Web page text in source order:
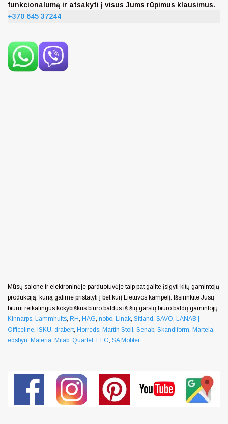
funkcionalumą ir atsakyti į visus Jums rūpimus klausimus.
+370 645 37244
Mūsų salone ir elektroninėje parduotuvėje taip pat galite įsigyti kitų gamintojų
produkciją, kurią galime pristatyti į bet kurį Lietuvos kampelį. Išsirinkite Jūsų
biurui reikalingus kokybiškus biuro baldus iš šių garsių biuro baldų gamintojų:
Kinnarps, Lammhults, RH, HAG, nobo, Linak, Sitland, SAVO, LANAB |
Officeline, ISKU, drabert, Horreds, Martin Stoll , Senab, Skandiform, Martela,
edsbyn, Materia, Mitab, Quartet, EFG, SA Mobler